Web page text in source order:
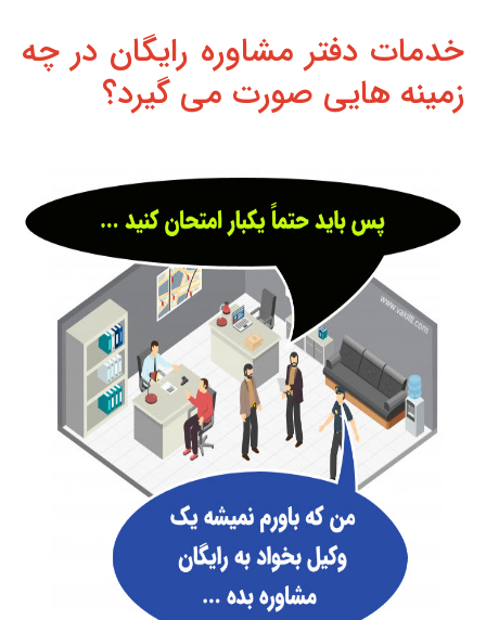
خدمات دفتر مشاوره رایگان در چه
زمینه هایی صورت می گیرد؟